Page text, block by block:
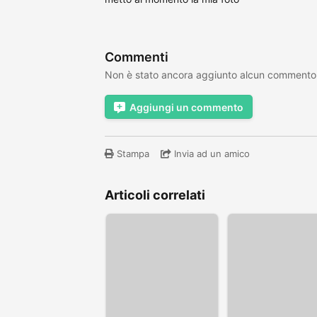
Commenti
Non è stato ancora aggiunto alcun commento
Aggiungi un commento
Stampa Invia ad un amico
Articoli correlati